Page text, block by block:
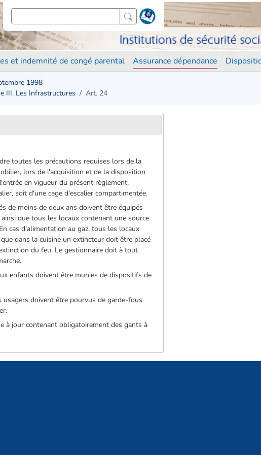
et indemnité de congé parental Assurance dépendance
1998
III. Les Infrastructures Art. 24
toutes les précautions requises lors de la
lors de l'acquisition et de la disposition
en vigueur du présent règlement,
soit d'une cage d'escalier compartimentée.
de moins de deux ans doivent être équipés
que tous les locaux contenant une source
cas d'alimentation au gaz, tous les locaux
dans la cuisine un extincteur doit être placé
du feu. Le gestionnaire doit à tout
enfants doivent être munies de dispositifs de
usagers doivent être pourvus de garde-fous
à jour contenant obligatoirement des gants à